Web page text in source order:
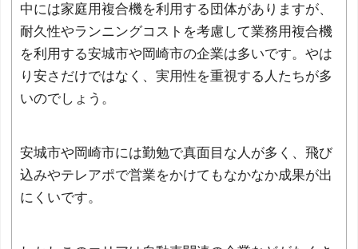
中には家庭用複合機を利用する団体がありますが、
耐久性やランニングコストを考慮して業務用複合機
を利用する安城市や岡崎市の企業は多いです。やは
り安さだけではなく、実用性を重視する人たちが多
いのでしょう。
安城市や岡崎市には勤勉で真面目な人が多く、飛び
込みやテレアポで営業をかけてもなかなか成果が出
にくいです。